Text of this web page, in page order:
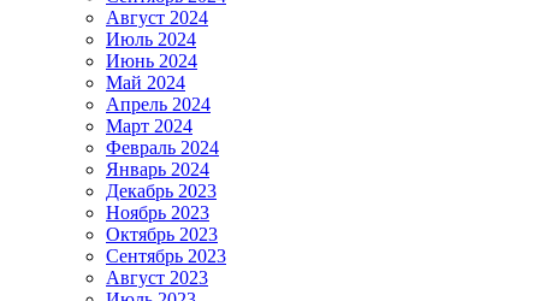
Август 2024
Июль 2024
Июнь 2024
Май 2024
Апрель 2024
Март 2024
Февраль 2024
Январь 2024
Декабрь 2023
Ноябрь 2023
Октябрь 2023
Сентябрь 2023
Август 2023